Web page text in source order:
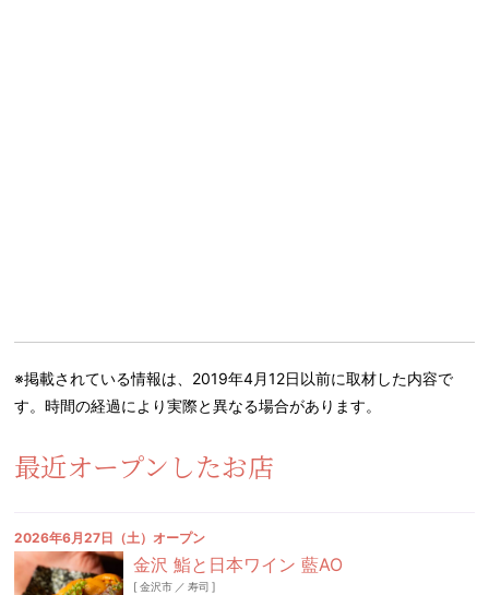
※掲載されている情報は、2019年4月12日以前に取材した内容で
す。時間の経過により実際と異なる場合があります。
最近オープンしたお店
2026年6月27日（土）オープン
金沢 鮨と日本ワイン 藍AO
[金沢市 ／ 寿司 ]